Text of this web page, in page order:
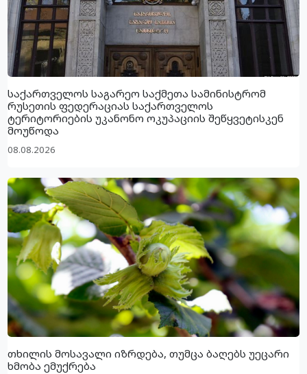
საქართველოს საგარეო საქმეთა სამინისტრომ
რუსეთის ფედერაციას საქართველოს
ტერიტორიების უკანონო ოკუპაციის შეწყვეტისკენ
მოუწოდა
08.08.2026
თხილის მოსავალი იზრდება, თუმცა ბაღებს უეცარი
ხმობა ემუქრება